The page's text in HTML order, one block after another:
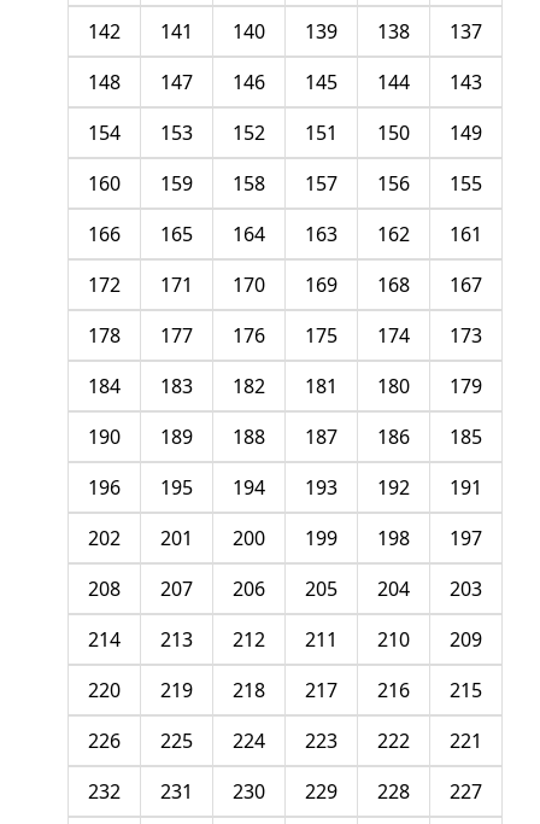
137
138
139
140
141
142
143
144
145
146
147
148
149
150
151
152
153
154
155
156
157
158
159
160
161
162
163
164
165
166
167
168
169
170
171
172
173
174
175
176
177
178
179
180
181
182
183
184
185
186
187
188
189
190
191
192
193
194
195
196
197
198
199
200
201
202
203
204
205
206
207
208
209
210
211
212
213
214
215
216
217
218
219
220
221
222
223
224
225
226
227
228
229
230
231
232